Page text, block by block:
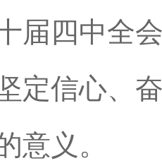
届四中全
定信心、
意义。